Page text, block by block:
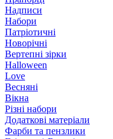
Надписи
Набори
Патріотичні
Новорічні
Вертепні зірки
Halloween
Love
Весняні
Вікна
Різні набори
Додаткові матеріали
Фарби та пензлики